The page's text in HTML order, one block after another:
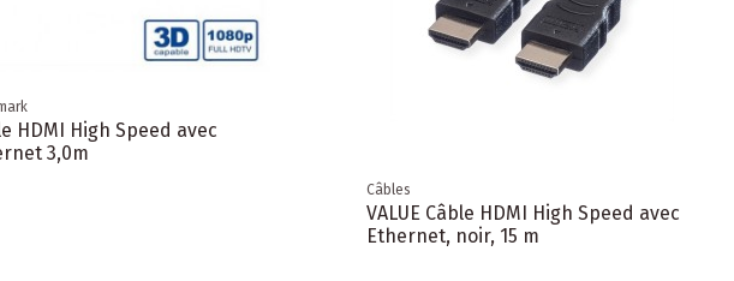
HDMI High Speed avec
3,0m
Câbles
VALUE Câble HDMI High Speed avec
Ethernet, noir, 15 m